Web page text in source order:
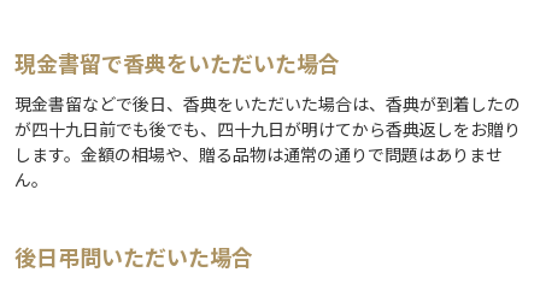
現金書留で香典をいただいた場合
現金書留などで後日、香典をいただいた場合は、香典が到着したの
が四十九日前でも後でも、四十九日が明けてから香典返しをお贈り
します。金額の相場や、贈る品物は通常の通りで問題はありませ
ん。
後日弔問いただいた場合